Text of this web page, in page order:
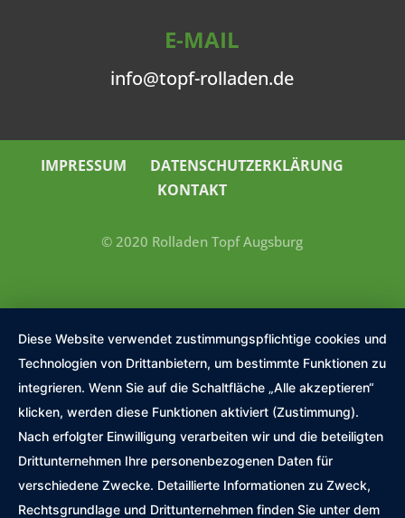
E-MAIL
info@topf-rolladen.de
IMPRESSUM
DATENSCHUTZERKLÄRUNG
KONTAKT
© 2020 Rolladen Topf Augsburg
Diese Website verwendet zustimmungspflichtige cookies und
Technologien von Drittanbietern, um bestimmte Funktionen zu
integrieren. Wenn Sie auf die Schaltfläche „Alle akzeptieren“
klicken, werden diese Funktionen aktiviert (Zustimmung).
Nach erfolgter Einwilligung verarbeiten wir und die beteiligten
Drittunternehmen Ihre personenbezogenen Daten für
verschiedene Zwecke. Detaillierte Informationen zu Zweck,
Rechtsgrundlage und Drittunternehmen finden Sie unter dem